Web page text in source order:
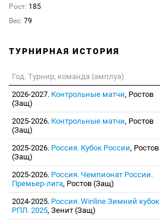
Рост: 185
Вес: 79
ТУРНИРНАЯ ИСТОРИЯ
Год. Турнир, команда (амплуа)
2026-2027. Контрольные матчи, Ростов
(Защ)
2025-2026. Контрольные матчи, Ростов
(Защ)
2025-2026. Россия. Кубок России, Ростов
(Защ)
2025-2026. Россия. Чемпионат России.
Премьер-лига, Ростов (Защ)
2024-2025. Россия. Winline Зимний кубок
РПЛ. 2025, Зенит (Защ)